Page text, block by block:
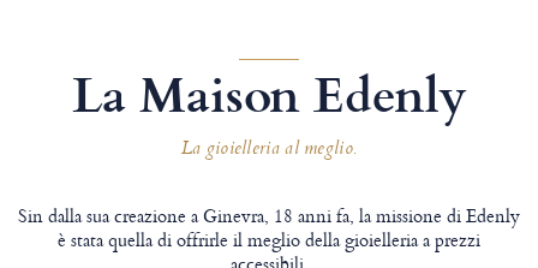
La Maison Edenly
La gioielleria al meglio.
Sin dalla sua creazione a Ginevra, 18 anni fa, la missione di Edenly
è stata quella di offrirle il meglio della gioielleria a prezzi